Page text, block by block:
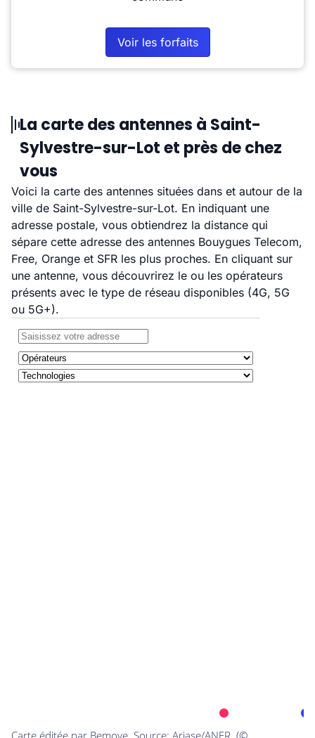
Voir les forfaits
La carte des antennes à Saint-
Sylvestre-sur-Lot et près de chez
vous
Voici la carte des antennes situées dans et autour de la
ville de Saint-Sylvestre-sur-Lot. En indiquant une
adresse postale, vous obtiendrez la distance qui
sépare cette adresse des antennes Bouygues Telecom,
Free, Orange et SFR les plus proches. En cliquant sur
une antenne, vous découvrirez le ou les opérateurs
présents avec le type de réseau disponibles (4G, 5G
ou 5G+).